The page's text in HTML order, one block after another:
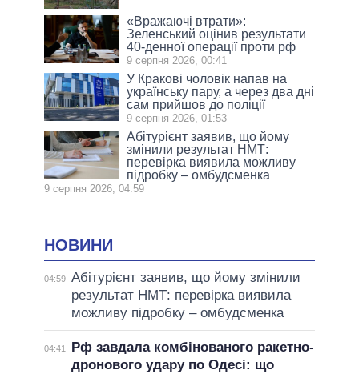
«Вражаючі втрати»:
Зеленський оцінив результати
40-денної операції проти рф
9 серпня 2026, 00:41
У Кракові чоловік напав на
українську пару, а через два дні
сам прийшов до поліції
9 серпня 2026, 01:53
Абітурієнт заявив, що йому
змінили результат НМТ:
перевірка виявила можливу
підробку – омбудсменка
9 серпня 2026, 04:59
НОВИНИ
04:59 Абітурієнт заявив, що йому змінили
результат НМТ: перевірка виявила
можливу підробку – омбудсменка
04:41
Рф завдала комбінованого ракетно-
дронового удару по Одесі: що